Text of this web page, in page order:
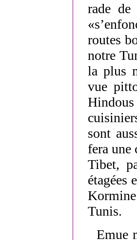
rade
routes
notre
la plus
vue
Hindous
sont
fera une
Tibet,
étagées
Tunis.
Emue